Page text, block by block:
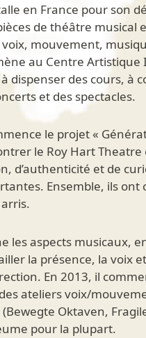
en France pour son
de théâtre musical
mouvement,
au Centre
dispenser des cours, à
et des spectacles.
le projet «
le Roy Hart
d’authenticité et de
Ensemble, ils
les aspects musicaux,
la présence, la voix
En 2013, il
ateliers voix/
Oktaven,
pour la plupart.